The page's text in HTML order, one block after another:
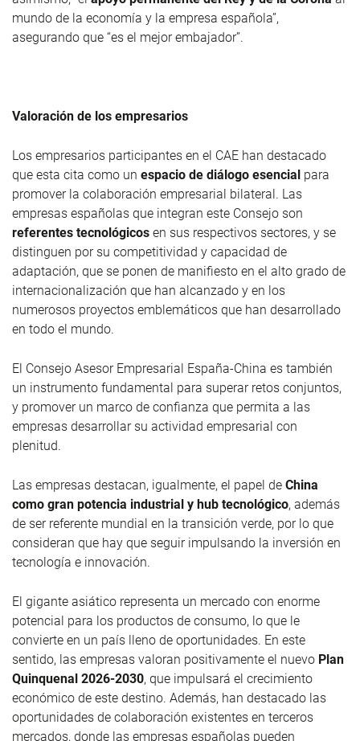
mundo de la economía y la empresa española”,
asegurando que “es el mejor embajador”.
Valoración de los empresarios
Los empresarios participantes en el CAE han destacado
que esta cita como un espacio de diálogo esencial para
promover la colaboración empresarial bilateral. Las
empresas españolas que integran este Consejo son
referentes tecnológicos en sus respectivos sectores, y se
distinguen por su competitividad y capacidad de
adaptación, que se ponen de manifiesto en el alto grado de
internacionalización que han alcanzado y en los
numerosos proyectos emblemáticos que han desarrollado
en todo el mundo.
El Consejo Asesor Empresarial España-China es también
un instrumento fundamental para superar retos conjuntos,
y promover un marco de confianza que permita a las
empresas desarrollar su actividad empresarial con
plenitud.
Las empresas destacan, igualmente, el papel de China
como gran potencia industrial y hub tecnológico, además
de ser referente mundial en la transición verde, por lo que
consideran que hay que seguir impulsando la inversión en
tecnología e innovación.
El gigante asiático representa un mercado con enorme
potencial para los productos de consumo, lo que le
convierte en un país lleno de oportunidades. En este
sentido, las empresas valoran positivamente el nuevo Plan
Quinquenal 2026-2030, que impulsará el crecimiento
económico de este destino. Además, han destacado las
oportunidades de colaboración existentes en terceros
mercados, donde las empresas españolas pueden